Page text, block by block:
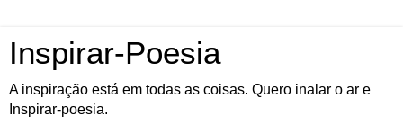
Inspirar-Poesia
A inspiração está em todas as coisas. Quero inalar o ar e
Inspirar-poesia.